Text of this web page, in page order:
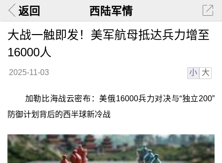
返回 西陆军情
大战一触即发！美军航母抵达兵力增至
16000人
2025-11-03 小 大
加勒比海战云密布：美俄16000兵力对决与“独立200”
防御计划背后的西半球新冷战